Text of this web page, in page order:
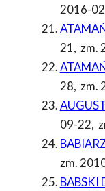
2016-
21, zm.
28, zm.
09-22,
zm.
BABSKI